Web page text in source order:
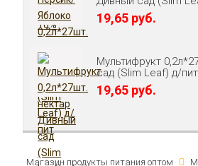
19,65 руб.
Мультифрукт
сад (Slim Leaf) д/
19,65 руб.
Магазин продукты питания оптом